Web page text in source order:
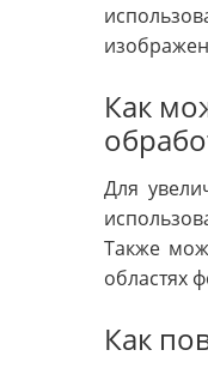
Как
Для
Также
областях
Как